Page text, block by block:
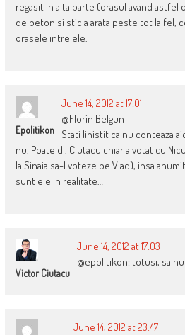
regasit in alta parte (orasul avand astfel
de beton si sticla arata peste tot la fel,
orasele intre ele.
Epolitikon
June 14, 2012 at 17:01
@Florin Belgun
Stati linistit ca nu conteaza
nu. Poate dl. Ciutacu chiar a votat cu
la Sinaia sa-l voteze pe Vlad), insa
sunt ele in realitate…
Victor Ciutacu
June 14, 2012 at 17:03
@epolitikon: totusi, sa nu
June 14, 2012 at 23:47